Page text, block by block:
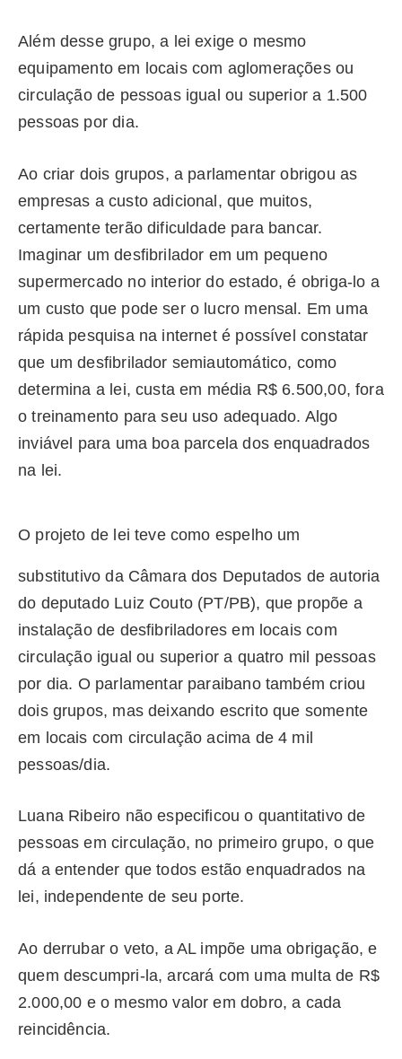
Além desse grupo, a lei exige o mesmo
equipamento em locais com aglomerações ou
circulação de pessoas igual ou superior a 1.500
pessoas por dia.
Ao criar dois grupos, a parlamentar obrigou as
empresas a custo adicional, que muitos,
certamente terão dificuldade para bancar.
Imaginar um desfibrilador em um pequeno
supermercado no interior do estado, é obriga-lo a
um custo que pode ser o lucro mensal. Em uma
rápida pesquisa na internet é possível constatar
que um desfibrilador semiautomático, como
determina a lei, custa em média R$ 6.500,00, fora
o treinamento para seu uso adequado. Algo
inviável para uma boa parcela dos enquadrados
na lei.
O projeto de lei teve como espelho um
substitutivo da Câmara dos Deputados de autoria
do deputado Luiz Couto (PT/PB), que propõe a
instalação de desfibriladores em locais com
circulação igual ou superior a quatro mil pessoas
por dia. O parlamentar paraibano também criou
dois grupos, mas deixando escrito que somente
em locais com circulação acima de 4 mil
pessoas/dia.
Luana Ribeiro não especificou o quantitativo de
pessoas em circulação, no primeiro grupo, o que
dá a entender que todos estão enquadrados na
lei, independente de seu porte.
Ao derrubar o veto, a AL impõe uma obrigação, e
quem descumpri-la, arcará com uma multa de R$
2.000,00 e o mesmo valor em dobro, a cada
reincidência.